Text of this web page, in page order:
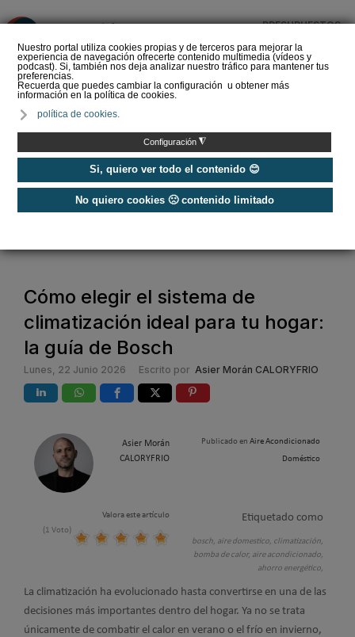
Nuestro portal utiliza cookies propias y de terceros para mejorar la
experiencia de navegación ofrecerte contenido multimedia (vídeos y
podcast). Si, también nos deja analizar nuestro tráfico para mantener tus
preferencias.
Recuerda que puedes cambiar la configuración u obtener más
información en la política de cookies.
política de cookies.
Configuración ◮
Si, quiero ver todo el contenido 😊
No quiero cookies 🙁 contenido limitado
PRESUPUESTOS
cómo se instala cada
sistema par…
Aire Acondicionado / Aire Acondicionado Doméstico
Cómo elegir el sistema de
climatización ideal para tu hogar:
la guía de Bosch
Lunes, 22 Junio 2026 Escrito por Asier Morán CALORYFRIO
Asier Morán
CALORYFRIO
Publicado en Aire Acondicionado
Doméstico
Valora este artículo
(1 Voto)
Etiquetado como
bosch, aire domestico, climatización,
bomba de calor, aire acondicionado,
ahorro energético,
La climatización ha evolucionado hasta convertirse en una de las
decisiones más importantes dentro del hogar. Ya no se trata
únicamente de combatir el calor en verano o el frío en invierno,